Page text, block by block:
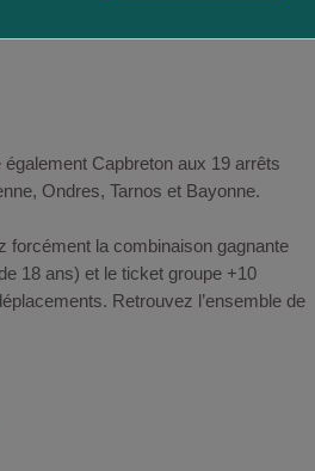
Capbreton aux 19 arrêts
Ondres, Tarnos et Bayonne.
forcément la combinaison gagnante
18 ans) et le ticket groupe +10
Retrouvez l’ensemble de